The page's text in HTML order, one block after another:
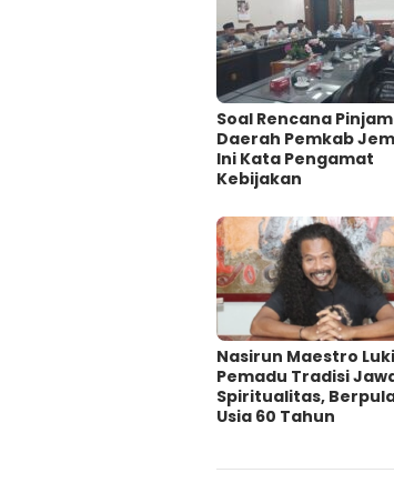
‎Soal Rencana
Daerah Pemkab
Ini Kata Pengamat
Kebijakan ‎
‎Nasirun Maestro
Pemadu Tradisi
Spiritualitas,
Usia 60 Tahun